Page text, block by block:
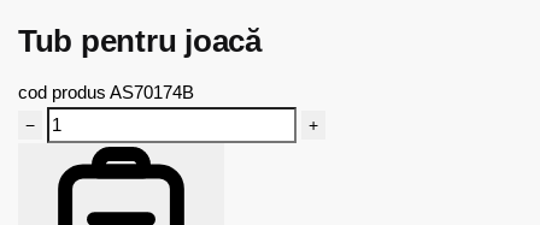
Tub pentru joacă
cod produs AS70174B
− +